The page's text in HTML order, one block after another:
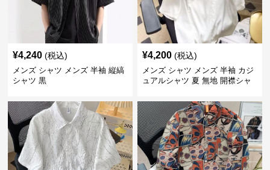
¥4,240 (税込)
メンズ シャツ メンズ 半袖 縦縞
シャツ 黒
¥4,200 (税込)
メンズ シャツ メンズ 半袖 カジ
ュアルシャツ 夏 無地 開襟シャ